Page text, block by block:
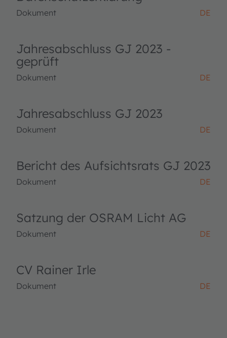
Dokument DE
Jahresabschluss GJ 2023 -
geprüft
Dokument DE
Jahresabschluss GJ 2023
Dokument DE
Bericht des Aufsichtsrats GJ 2023
Dokument DE
Satzung der OSRAM Licht AG
Dokument DE
CV Rainer Irle
Dokument DE